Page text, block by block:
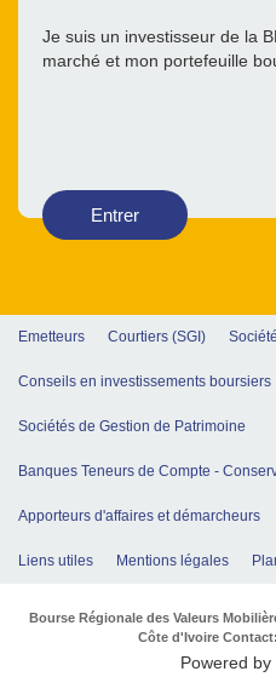
Je suis un investisseur de la
marché et mon portefeuille
Entrer
Emetteurs Courtiers (SGI)
Conseils en investissements boursiers
Sociétés de Gestion de Patrimoine
Banques Teneurs de Compte -
Apporteurs d'affaires et démarcheurs
Liens utiles Mentions légales
Bourse Régionale des Valeurs
Côte d'Ivoire
Powered by